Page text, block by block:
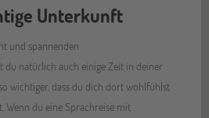
Unterkunft
und spannenden
du natürlich auch einige Zeit in deiner
wichtiger, dass du dich dort wohlfühlst
Wenn du eine Sprachreise mit